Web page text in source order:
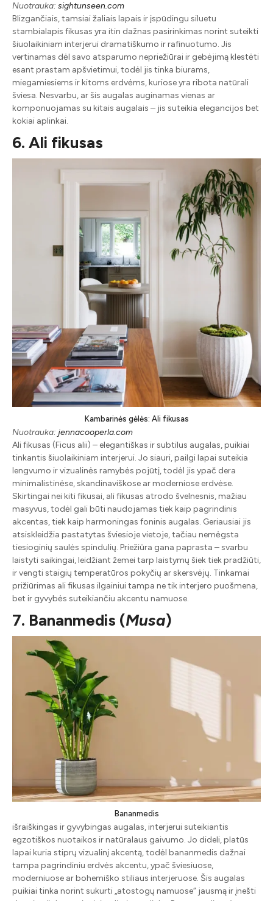
Nuotrauka: sightunseen.com
Blizgančiais, tamsiai žaliais lapais ir įspūdingu siluetu
stambialapis fikusas yra itin dažnas pasirinkimas norint suteikti
šiuolaikiniam interjerui dramatiškumo ir rafinuotumo. Jis
vertinamas dėl savo atsparumo nepriežiūrai ir gebėjimą klestėti
esant prastam apšvietimui, todėl jis tinka biurams,
miegamiesiems ir kitoms erdvėms, kuriose yra ribota natūrali
šviesa. Nesvarbu, ar šis augalas auginamas vienas ar
komponuojamas su kitais augalais – jis suteikia elegancijos bet
kokiai aplinkai.
6. Ali fikusas
Kambarinės gėlės: Ali fikusas
Nuotrauka: jennacooperla.com
Ali fikusas (Ficus alii) – elegantiškas ir subtilus augalas, puikiai
tinkantis šiuolaikiniam interjerui. Jo siauri, pailgi lapai suteikia
lengvumo ir vizualinės ramybės pojūtį, todėl jis ypač dera
minimalistinėse, skandinaviškose ar moderniose erdvėse.
Skirtingai nei kiti fikusai, ali fikusas atrodo švelnesnis, mažiau
masyvus, todėl gali būti naudojamas tiek kaip pagrindinis
akcentas, tiek kaip harmoningas foninis augalas. Geriausiai jis
atsiskleidžia pastatytas šviesioje vietoje, tačiau nemėgsta
tiesioginių saulės spindulių. Priežiūra gana paprasta – svarbu
laistyti saikingai, leidžiant žemei tarp laistymų šiek tiek pradžiūti,
ir vengti staigių temperatūros pokyčių ar skersvėjų. Tinkamai
prižiūrimas ali fikusas ilgainiui tampa ne tik interjero puošmena,
bet ir gyvybės suteikiančiu akcentu namuose.
7. Bananmedis (Musa)
Bananmedis
išraiškingas ir gyvybingas augalas, interjerui suteikiantis
egzotiškos nuotaikos ir natūralaus gaivumo. Jo dideli, platūs
lapai kuria stiprų vizualinį akcentą, todėl bananmedis dažnai
tampa pagrindiniu erdvės akcentu, ypač šviesiuose,
moderniuose ar bohemiško stiliaus interjeruose. Šis augalas
puikiai tinka norint sukurti „atostogų namuose“ jausmą ir įnešti